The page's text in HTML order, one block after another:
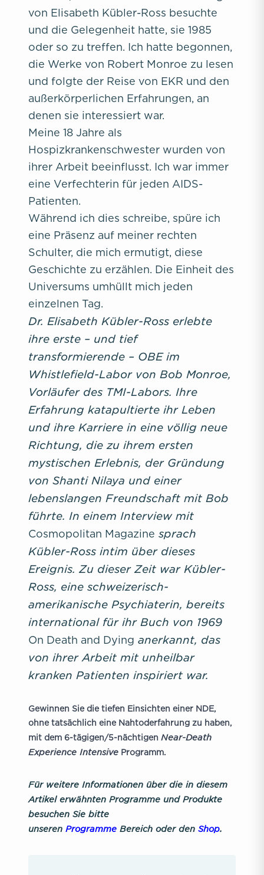
von Elisabeth Kübler-Ross besuchte
und die Gelegenheit hatte, sie 1985
oder so zu treffen. Ich hatte begonnen,
die Werke von Robert Monroe zu lesen
und folgte der Reise von EKR und den
außerkörperlichen Erfahrungen, an
denen sie interessiert war.
Meine 18 Jahre als
Hospizkrankenschwester wurden von
ihrer Arbeit beeinflusst. Ich war immer
eine Verfechterin für jeden AIDS-
Patienten.
Während ich dies schreibe, spüre ich
eine Präsenz auf meiner rechten
Schulter, die mich ermutigt, diese
Geschichte zu erzählen. Die Einheit des
Universums umhüllt mich jeden
einzelnen Tag.
Dr. Elisabeth Kübler-Ross erlebte
ihre erste – und tief
transformierende – OBE im
Whistlefield-Labor von Bob Monroe,
Vorläuferdes TMI-Labors. Ihre
Erfahrung katapultierte ihr Leben
und ihre Karriere in eine völlig neue
Richtung, die zu ihrem ersten
mystischen Erlebnis, der Gründung
von Shanti Nilaya und einer
lebenslangen Freundschaft mit Bob
führte. In einem Interview mit
Cosmopolitan Magazine sprach
Kübler-Ross intim über dieses
Ereignis. Zu dieser Zeit war Kübler-
Ross, eine schweizerisch-
amerikanische Psychiaterin, bereits
international für ihr Buch von 1969
On Death and Dying anerkannt, das
von ihrer Arbeit mit unheilbar
kranken Patienten inspiriert war.
Gewinnen Sie die tiefen Einsichten einer NDE,
ohne tatsächlich eine Nahtoderfahrung zu haben,
mit dem 6-tägigen/5-nächtigen Near-Death
Experience Intensive Programm.
Für weitere Informationen über die in diesem
Artikel erwähnten Programme und Produkte
besuchen Sie bitte
unseren Programme Bereich oder den Shop.